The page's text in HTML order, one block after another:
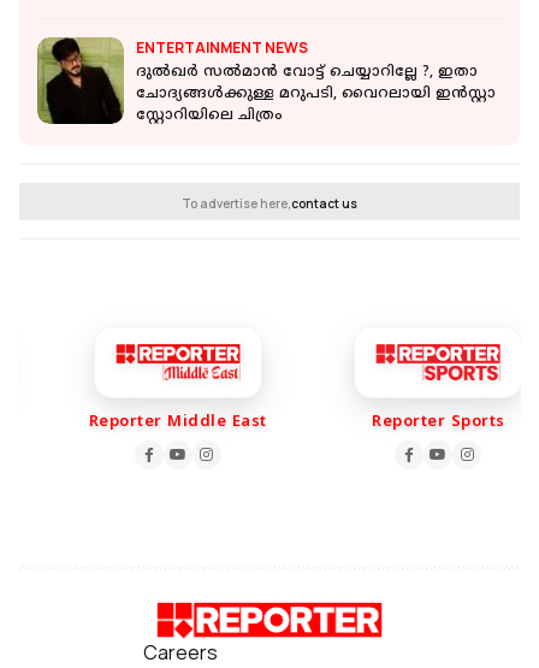
ENTERTAINMENT NEWS
ദുൽഖർ സൽമാൻ വോട്ട് ചെയ്യാറില്ലേ ?, ഇതാ
ചോദ്യങ്ങൾക്കുള്ള മറുപടി, വൈറലായി ഇൻസ്റ്റാ
സ്റ്റോറിയിലെ ചിത്രം
To advertise here,contact us
Reporter Middle East Reporter Sports
Careers